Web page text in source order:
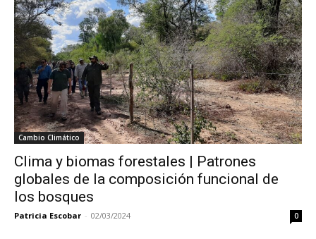
Cambio Climático
Clima y biomas forestales | Patrones
globales de la composición funcional de
los bosques
Patricia Escobar - 02/03/2024 0